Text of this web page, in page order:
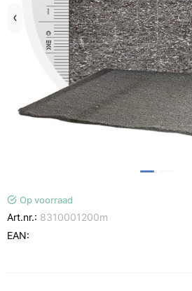
Op voorraad
Art.nr.: 8310001200m
EAN: